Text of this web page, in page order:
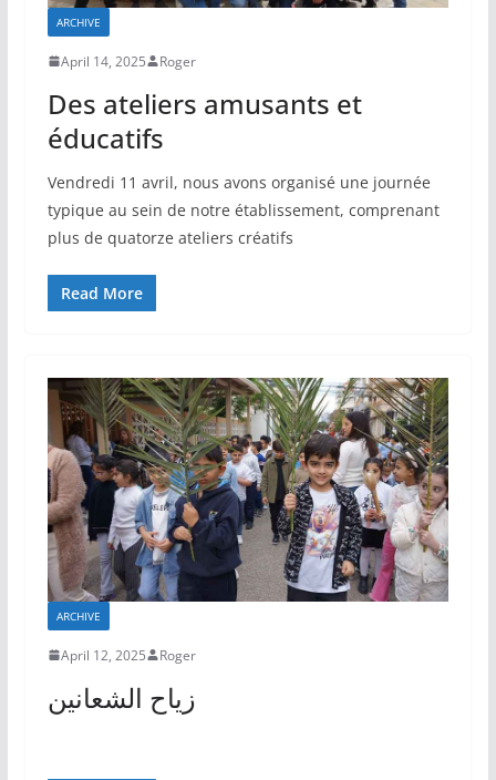
ARCHIVE
April 14, 2025 Roger
Des ateliers amusants et
éducatifs
Vendredi 11 avril, nous avons organisé une journée
typique au sein de notre établissement, comprenant
plus de quatorze ateliers créatifs
Read More
ARCHIVE
April 12, 2025 Roger
زياح الشعانين